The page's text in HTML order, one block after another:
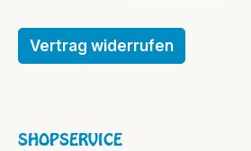
Vertrag widerrufen
SHOPSERVICE